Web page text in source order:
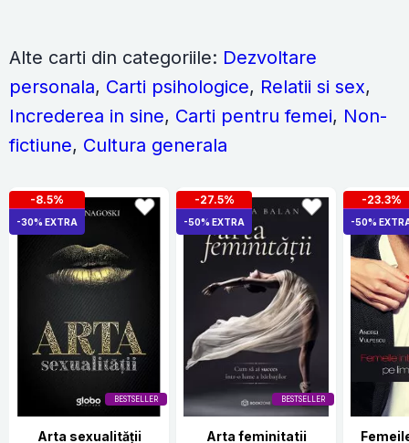
Alte carti din categoriile: Dezvoltare
personala, Carti psihologice, Relatii si sex,
Increderea in sine, Carti pentru femei, Non-
fictiune, Cultura generala
BESTSELLER
-8.5%
-30% EXTRA
Arta sexualității
BESTSELLER
-27.5%
-50% EXTRA
Arta feminitatii
-23.3%
-50%